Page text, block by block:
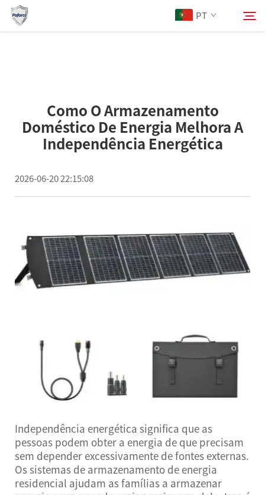
PT
Produtos
Serviços
Baixar
Entre em Contato
Como O Armazenamento
Doméstico De Energia Melhora A
Independência Energética
2026-06-20 22:15:08
Independência energética significa que as
pessoas podem obter a energia de que precisam
sem depender excessivamente de fontes externas.
Os sistemas de armazenamento de energia
residencial ajudam as famílias a armazenar